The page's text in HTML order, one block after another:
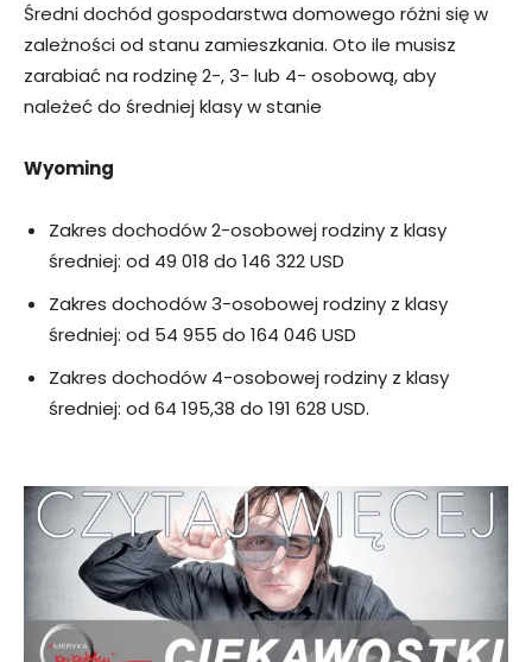
Średni dochód gospodarstwa domowego różni się w
zależności od stanu zamieszkania. Oto ile musisz
zarabiać na rodzinę 2-, 3- lub 4- osobową, aby
należeć do średniej klasy w stanie
Wyoming
Zakres dochodów 2-osobowej rodziny z klasy
średniej: od 49 018 do 146 322 USD
Zakres dochodów 3-osobowej rodziny z klasy
średniej: od 54 955 do 164 046 USD
Zakres dochodów 4-osobowej rodziny z klasy
średniej: od 64 195,38 do 191 628 USD.